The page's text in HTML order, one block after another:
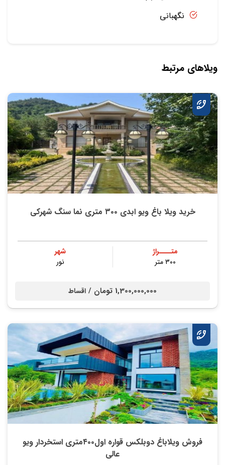
نگهبانی
ویلاهای مرتبط
خرید ویلا باغ ویو ابدی ۳۰۰ متری نما سنگ شهرکی
متــــراژ
۳۰۰ متر
شهر
نور
1,300,000,000 تومان / اقساط
فروش ویلاباغ دوبلکس قواره اول۴۰۰متری استخردار ویو
عالی